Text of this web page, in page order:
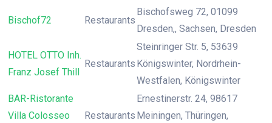
Bischof72 Restaurants
Bischofsweg 72, 01099
Dresden,, Sachsen, Dresden
HOTEL OTTO Inh.
Franz Josef Thill
Restaurants
Steinringer Str. 5, 53639
Königswinter, Nordrhein-
Westfalen, Königswinter
BAR-Ristorante
Villa Colosseo
Restaurants
Ernestinerstr. 24, 98617
Meiningen, Thüringen,